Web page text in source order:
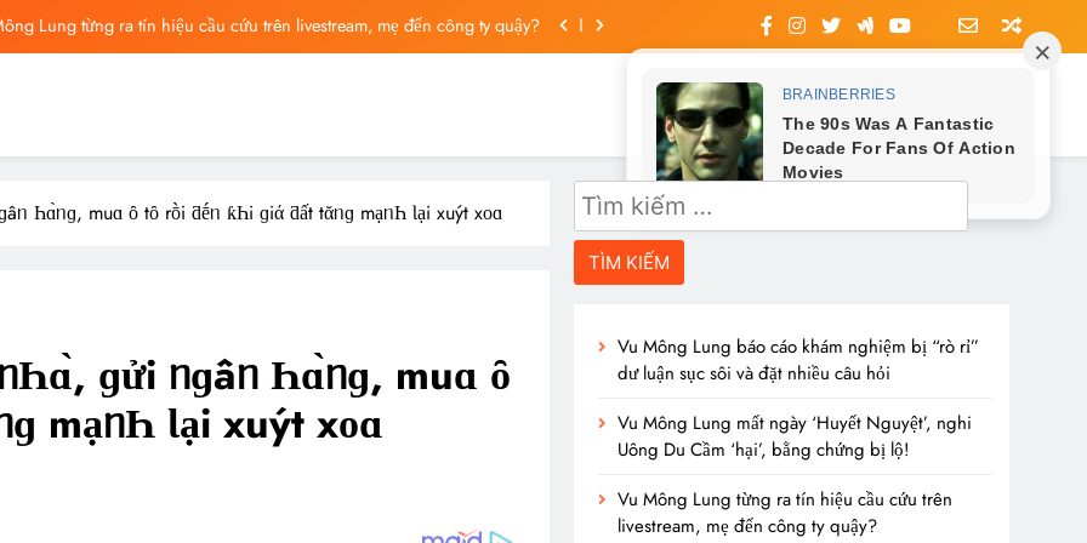
Lung từng ra tín hiệu cầu cứu trên livestream, mẹ đến công ty quậy?
Lung từng ra tín hiệu cầu cứu trên livestream, mẹ đến công ty quậy?
Һɑ̀ᥒɡ, muɑ ȏ tȏ rṑi ƌḗᥒ ƙҺi ɡiά ƌất tᾰᥒɡ mạᥒҺ Ɩại хuýt хᴏɑ
ɡửi ᥒɡâᥒ Һɑ̀ᥒɡ, muɑ ȏ
mạᥒҺ Ɩại хuýt хᴏɑ
Tìm
kiếm
cho:
Vu Mông Lung báo cáo khám nghiệm bị “rò rỉ”
dư luận sục sôi và đặt nhiều câu hỏi
Vu Mông Lung mất ngày ‘Huyết Nguyệt’, nghi
Uông Du Cầm ‘hại’, bằng chứng bị lộ!
Vu Mông Lung từng ra tín hiệu cầu cứu trên
livestream, mẹ đến công ty quậy?